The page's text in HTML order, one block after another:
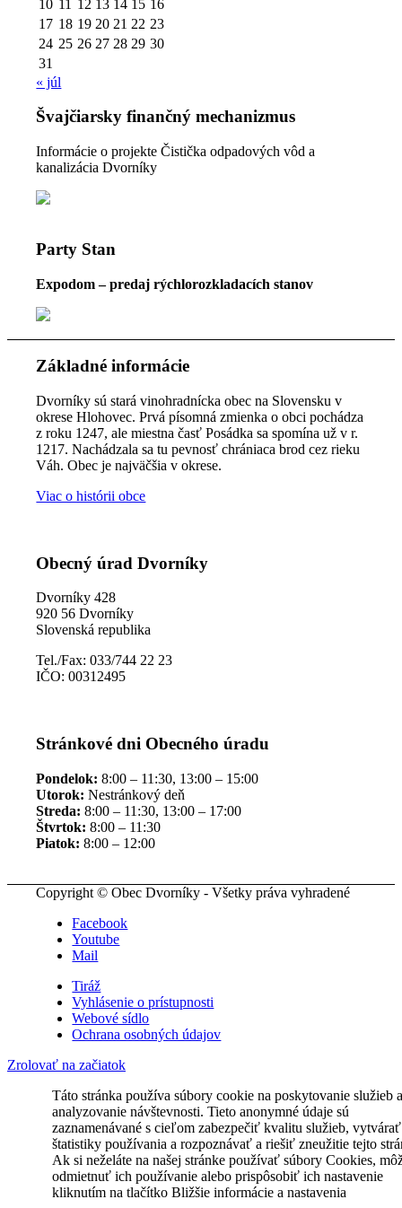
10 11 12 13 14 15 16
17 18 19 20 21 22 23
24 25 26 27 28 29 30
31
« júl
Švajčiarsky finančný mechanizmus
Informácie o projekte Čistička odpadových vôd a
kanalizácia Dvorníky
Party Stan
Expodom – predaj rýchlorozkladacích stanov
Základné informácie
Dvorníky sú stará vinohradnícka obec na Slovensku v
okrese Hlohovec. Prvá písomná zmienka o obci pochádza
z roku 1247, ale miestna časť Posádka sa spomína už v r.
1217. Nachádzala sa tu pevnosť chrániaca brod cez rieku
Váh. Obec je najväčšia v okrese.
Viac o histórii obce
Obecný úrad Dvorníky
Dvorníky 428
920 56 Dvorníky
Slovenská republika
Tel./Fax: 033/744 22 23
IČO: 00312495
Stránkové dni Obecného úradu
Pondelok: 8:00 – 11:30, 13:00 – 15:00
Utorok: Nestránkový deň
Streda: 8:00 – 11:30, 13:00 – 17:00
Štvrtok: 8:00 – 11:30
Piatok: 8:00 – 12:00
Copyright © Obec Dvorníky - Všetky práva vyhradené
Facebook
Youtube
Mail
Tiráž
Vyhlásenie o prístupnosti
Webové sídlo
Ochrana osobných údajov
Zrolovať na začiatok
Táto stránka používa súbory cookie na poskytovanie služieb a
analyzovanie návštevnosti. Tieto anonymné údaje sú
zaznamenávané s cieľom zabezpečiť kvalitu služieb, vytvárať
štatistiky používania a rozpoznávať a riešiť zneužitie tejto
Ak si neželáte na našej stránke používať súbory Cookies,
odmietnuť ich používanie alebo prispôsobiť ich nastavenie
kliknutím na tlačítko Bližšie informácie a nastavenia